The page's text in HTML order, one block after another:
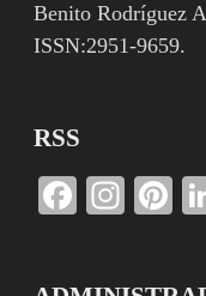
Benito Rodríguez
ISSN:2951-9659.
RSS